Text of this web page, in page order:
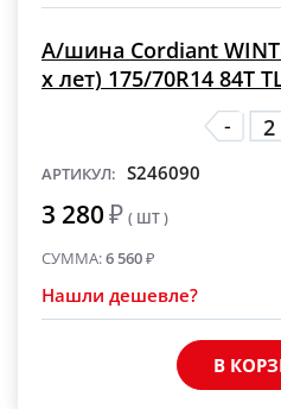
А/шина Cordiant
х лет) 175/70R14 84T
-
АРТИКУЛ: S246090
3 280₽ ( ШТ )
СУММА:6 560₽
Нашли дешевле?
В